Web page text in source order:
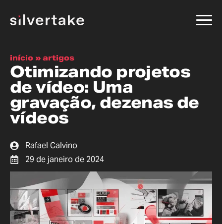
início » artigos
Otimizando projetos
de vídeo: Uma
gravação, dezenas de
vídeos
Rafael Calvino
29 de janeiro de 2024